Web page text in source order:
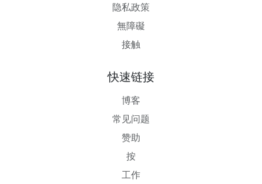
隐私政策
無障礙
接触
快速链接
博客
常见问题
赞助
按
工作